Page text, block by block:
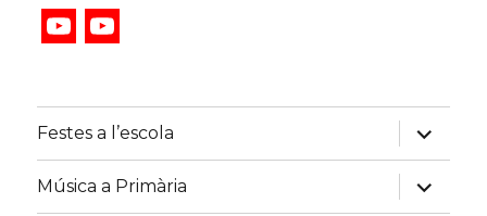
b
b
C
h
n
n
Festes a l’escola
expand
child
menu
Música a Primària
expand
child